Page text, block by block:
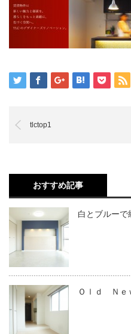
tlctop1
おすすめ記事
白とブルーで
Ｏｌｄ Ｎｅ